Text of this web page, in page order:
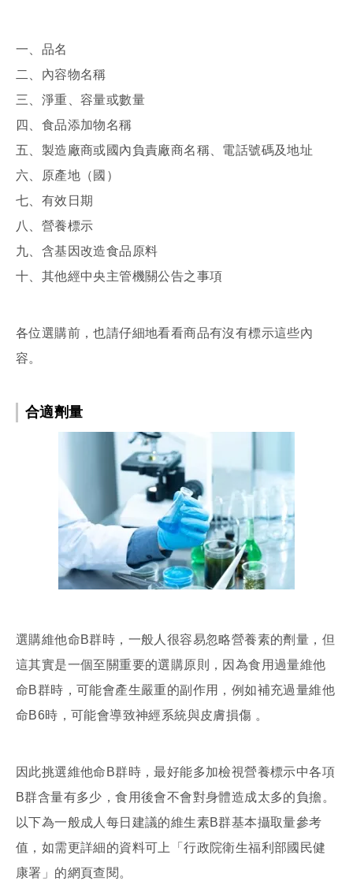
一、品名
二、內容物名稱
三、淨重、容量或數量
四、食品添加物名稱
五、製造廠商或國內負責廠商名稱、電話號碼及地址
六、原產地（國）
七、有效日期
八、營養標示
九、含基因改造食品原料
十、其他經中央主管機關公告之事項
各位選購前，也請仔細地看看商品有沒有標示這些內
容。
合適劑量
選購維他命B群時，一般人很容易忽略營養素的劑量，但
這其實是一個至關重要的選購原則，因為食用過量維他
命B群時，可能會產生嚴重的副作用，例如補充過量維他
命B6時，可能會導致神經系統與皮膚損傷 。
因此挑選維他命B群時，最好能多加檢視營養標示中各項
B群含量有多少，食用後會不會對身體造成太多的負擔。
以下為一般成人每日建議的維生素B群基本攝取量參考
值，如需更詳細的資料可上「行政院衛生福利部國民健
康署」的網頁查閱。